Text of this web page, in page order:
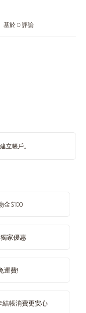
基於 0 評論
建立帳戶
金$100
家優惠
運費!
結帳消費更安心